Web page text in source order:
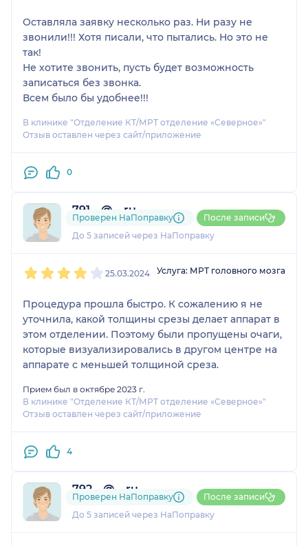
Оставляла заявку несколько раз. Ни разу не
звонили!!! Хотя писали, что пытались. Но это не
так!
Не хотите звонить, пусть будет возможность
записаться без звонка.
Всем было бы удобнее!!!
В клинике "Отделение КТ/МРТ отделение «Северное»"
Отзыв оставлен через сайт/приложение
0
791....@....ru
2 отзыва
До 5 записей через НаПоправку
Проверен НаПоправку После записи
25.03.2024 Услуга: МРТ головного мозга
Процедура прошла быстро. К сожалению я не
уточнила, какой толщины срезы делает аппарат в
этом отделении. Поэтому были пропущены очаги,
которые визуализировались в другом центре на
аппарате с меньшей толщиной среза.
Прием был в октябре 2023 г.
В клинике "Отделение КТ/МРТ отделение «Северное»"
Отзыв оставлен через сайт/приложение
4
792....@....ru
1 отзыв
До 5 записей через НаПоправку
Проверен НаПоправку После записи